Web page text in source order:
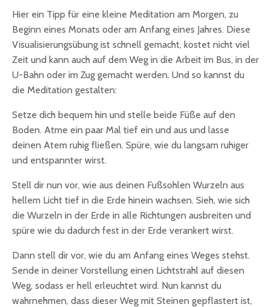
Hier ein Tipp für eine kleine Meditation am Morgen, zu
Beginn eines Monats oder am Anfang eines Jahres. Diese
Visualisierungsübung ist schnell gemacht, kostet nicht viel
Zeit und kann auch auf dem Weg in die Arbeit im Bus, in der
U-Bahn oder im Zug gemacht werden. Und so kannst du
die Meditation gestalten:
Setze dich bequem hin und stelle beide Füße auf den
Boden. Atme ein paar Mal tief ein und aus und lasse
deinen Atem ruhig fließen. Spüre, wie du langsam ruhiger
und entspannter wirst.
Stell dir nun vor, wie aus deinen Fußsohlen Wurzeln aus
hellem Licht tief in die Erde hinein wachsen. Sieh, wie sich
die Wurzeln in der Erde in alle Richtungen ausbreiten und
spüre wie du dadurch fest in der Erde verankert wirst.
Dann stell dir vor, wie du am Anfang eines Weges stehst.
Sende in deiner Vorstellung einen Lichtstrahl auf diesen
Weg, sodass er hell erleuchtet wird. Nun kannst du
wahrnehmen, dass dieser Weg mit Steinen gepflastert ist,